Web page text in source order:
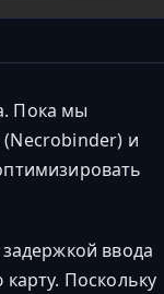
Пока мы
и
ввода
Поскольку